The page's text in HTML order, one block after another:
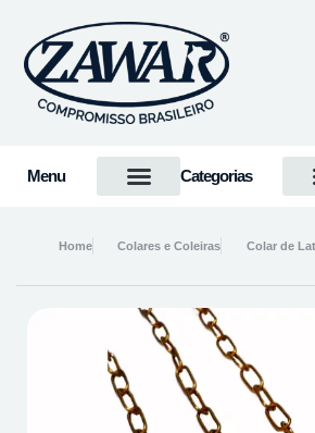
Menu Categorias
Home Colares e Coleiras Colar de